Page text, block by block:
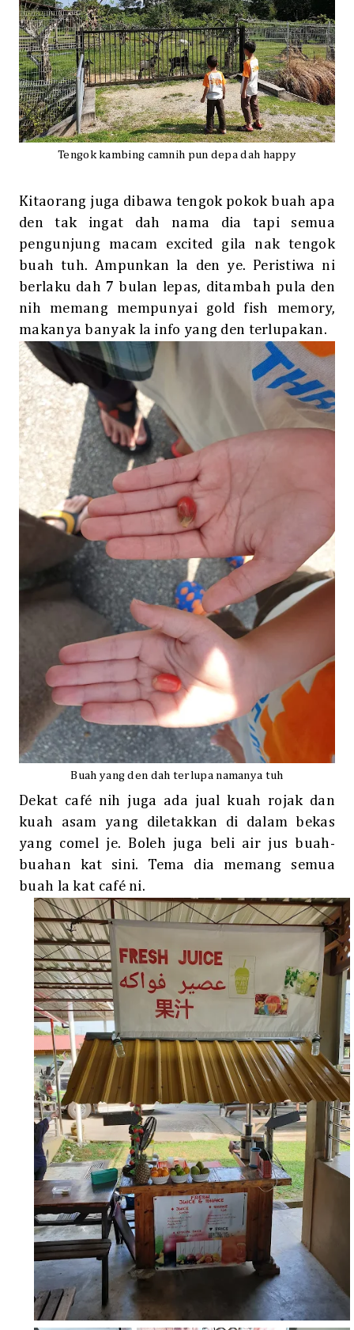
Tengok kambing camnih pun depa dah happy
Kitaorang juga dibawa tengok pokok buah apa
den tak ingat dah nama dia tapi semua
pengunjung macam excited gila nak tengok
buah tuh. Ampunkan la den ye. Peristiwa ni
berlaku dah 7 bulan lepas, ditambah pula den
nih memang mempunyai gold fish memory,
makanya banyak la info yang den terlupakan.
Buah yang den dah terlupa namanya tuh
Dekat café nih juga ada jual kuah rojak dan
kuah asam yang diletakkan di dalam bekas
yang comel je. Boleh juga beli air jus buah-
buahan kat sini. Tema dia memang semua
buah la kat café ni.